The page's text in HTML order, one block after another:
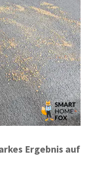
Ergebnis auf